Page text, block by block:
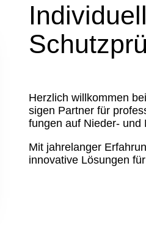
Herzlich willkommen
sigen Partner für
fungen auf Nieder- und
Mit jahre­langer
innova­tive Lösungen